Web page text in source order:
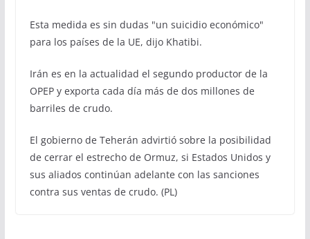
Esta medida es sin dudas "un suicidio económico"
para los países de la UE, dijo Khatibi.
Irán es en la actualidad el segundo productor de la
OPEP y exporta cada día más de dos millones de
barriles de crudo.
El gobierno de Teherán advirtió sobre la posibilidad
de cerrar el estrecho de Ormuz, si Estados Unidos y
sus aliados continúan adelante con las sanciones
contra sus ventas de crudo. (PL)